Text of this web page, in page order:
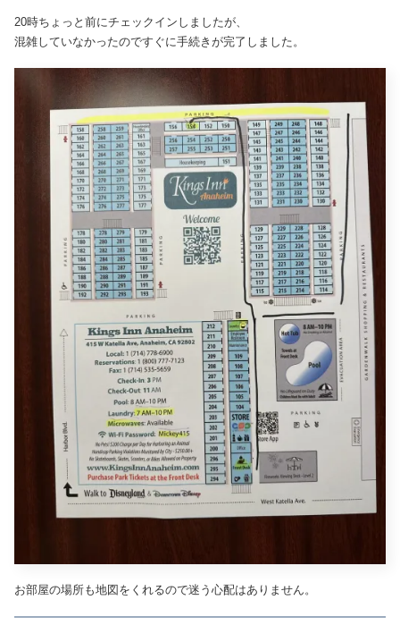
20時ちょっと前にチェックインしましたが、
混雑していなかったのですぐに手続きが完了しました。
お部屋の場所も地図をくれるので迷う心配はありません。